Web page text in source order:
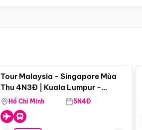
Tour Malaysia - Singapore Mùa
Thu 4N3Đ | Kuala Lumpur -
Malacca - Johor Baru -
Singapore
Hồ Chí Minh 5N4Đ